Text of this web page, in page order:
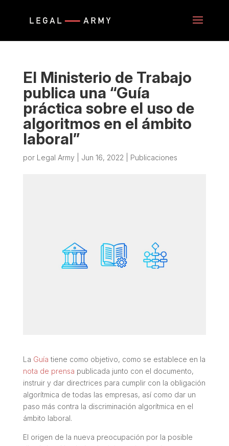
El Ministerio de Trabajo
publica una “Guía
práctica sobre el uso de
algoritmos en el ámbito
laboral”
por Legal Army Jun 16, 2022 Publicaciones
La Guía tiene como objetivo, como se establece en la
nota de prensa publicada junto con el documento,
instruir y dar directrices para cumplir con la obligación
algorítmica de todas las empresas, así como dar un
paso más contra la discriminación algorítmica en el
ámbito laboral.
El origen de la nueva preocupación por la posible